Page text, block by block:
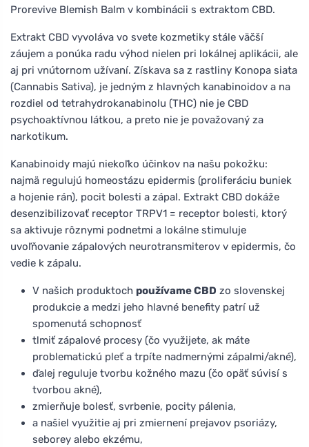
Prorevive Blemish Balm v kombinácii s extraktom CBD.
Extrakt CBD vyvoláva vo svete kozmetiky stále väčší
záujem a ponúka radu výhod nielen pri lokálnej aplikácii, ale
aj pri vnútornom užívaní. Získava sa z rastliny Konopa siata
(Cannabis Sativa), je jedným z hlavných kanabinoidov a na
rozdiel od tetrahydrokanabinolu (THC) nie je CBD
psychoaktívnou látkou, a preto nie je považovaný za
narkotikum.
Kanabinoidy majú niekoľko účinkov na našu pokožku:
najmä regulujú homeostázu epidermis (proliferáciu buniek
a hojenie rán), pocit bolesti a zápal. Extrakt CBD dokáže
desenzibilizovať receptor TRPV1 = receptor bolesti, ktorý
sa aktivuje rôznymi podnetmi a lokálne stimuluje
uvoľňovanie zápalových neurotransmiterov v epidermis, čo
vedie k zápalu.
V našich produktoch používame CBD zo slovenskej
produkcie a medzi jeho hlavné benefity patrí už
spomenutá schopnosť
tlmiť zápalové procesy (čo využijete, ak máte
problematickú pleť a trpíte nadmernými zápalmi/akné),
ďalej reguluje tvorbu kožného mazu (čo opäť súvisí s
tvorbou akné),
zmierňuje bolesť, svrbenie, pocity pálenia,
a našiel využitie aj pri zmiernení prejavov psoriázy,
seborey alebo ekzému,